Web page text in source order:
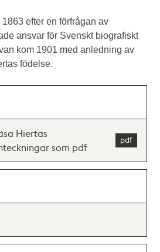
efter en förfrågan av
ansvar för Svenskt biografiskt
kom 1901 med anledning av
födelse.
Hiertas
som pdf